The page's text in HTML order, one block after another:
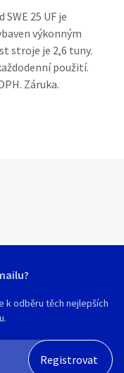
25 UF je
výkonným
stroje je 2,6 tuny.
použití.
Záruka.
k odběru těch nejlepších